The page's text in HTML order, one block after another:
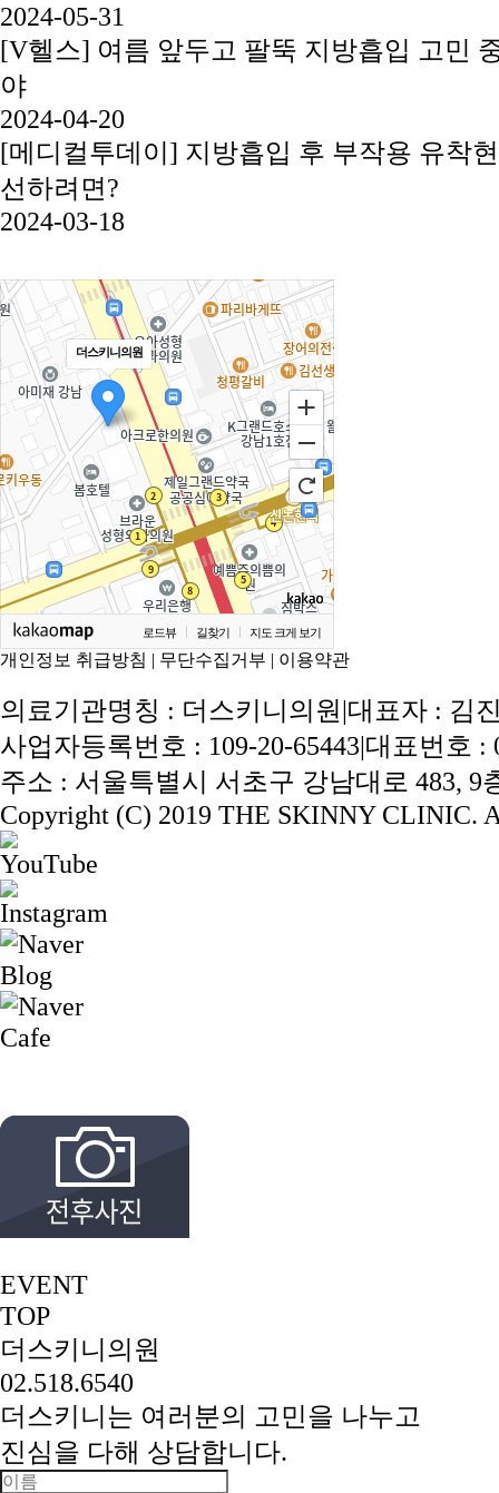
2024-05-31
[V헬스] 여름 앞두고 팔뚝 지방흡입 고민
야
2024-04-20
[메디컬투데이] 지방흡입 후 부작용 유착
선하려면?
2024-03-18
더스키니의원
로드뷰 길찾기 지도 크게 보기
개인정보 취급방침 | 무단수집거부 | 이용약관
의료기관명칭 : 더스키니의원|대표자 : 김
사업자등록번호 : 109-20-65443|대표번호 :
주소 : 서울특별시 서초구 강남대로 483, 9
Copyright (C) 2019 THE SKINNY CLINIC.
EVENT
TOP
더스키니의원
02.518.6540
더스키니는 여러분의 고민을 나누고
진심을 다해 상담합니다.